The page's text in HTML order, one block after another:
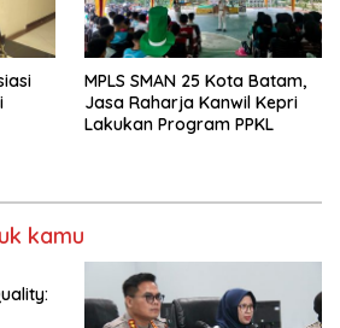
MPLS SMAN 25 Kota Batam,
Jasa Raharja Kanwil Kepri
Lakukan Program PPKL
kamu